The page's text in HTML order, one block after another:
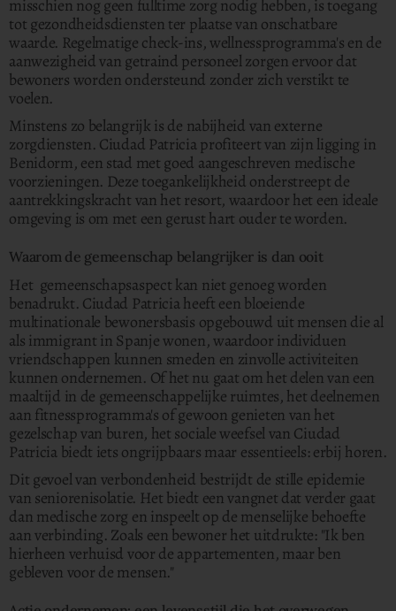
misschien nog geen fulltime zorg nodig hebben, is toegang
tot gezondheidsdiensten ter plaatse van onschatbare
waarde. Regelmatige check-ins, wellnessprogramma's en de
aanwezigheid van getraind personeel zorgen ervoor dat
bewoners worden ondersteund zonder zich verstikt te
voelen.
Minstens zo belangrijk is de nabijheid van externe
zorgdiensten. Ciudad Patricia profiteert van zijn ligging in
Benidorm, een stad met goed aangeschreven medische
voorzieningen. Deze toegankelijkheid onderstreept de
aantrekkingskracht van het resort, waardoor het een ideale
omgeving is om met een gerust hart ouder te worden.
Waarom de gemeenschap belangrijker is dan ooit
Het gemeenschapsaspect kan niet genoeg worden
benadrukt. Ciudad Patricia heeft een bloeiende
multinationale bewonersbasis opgebouwd uit mensen die al
als immigrant in Spanje wonen, waardoor individuen
vriendschappen kunnen smeden en zinvolle activiteiten
kunnen ondernemen. Of het nu gaat om het delen van een
maaltijd in de gemeenschappelijke ruimtes, het deelnemen
aan fitnessprogramma's of gewoon genieten van het
gezelschap van buren, het sociale weefsel van Ciudad
Patricia biedt iets ongrijpbaars maar essentieels: erbij horen.
Dit gevoel van verbondenheid bestrijdt de stille epidemie
van seniorenisolatie. Het biedt een vangnet dat verder gaat
dan medische zorg en inspeelt op de menselijke behoefte
aan verbinding. Zoals een bewoner het uitdrukte: "Ik ben
hierheen verhuisd voor de appartementen, maar ben
gebleven voor de mensen."